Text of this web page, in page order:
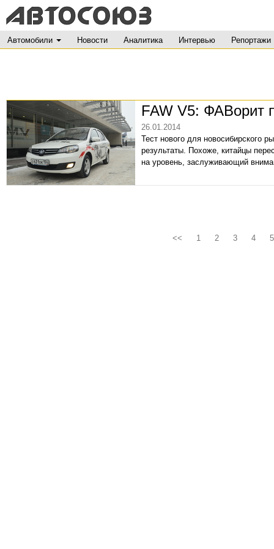
Автомобили Новости Аналитика Интервью Репортажи
FAW V5: ФАВорит
26.01.2014
Тест нового для новосибирского
результаты. Похоже, китайцы
на уровень, заслуживающий
<< 1 2 3 4 5